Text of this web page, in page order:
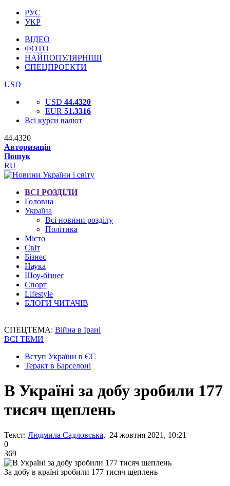
РУС
УКР
ВІДЕО
ФОТО
НАЙПОПУЛЯРНІШІ
СПЕЦПРОЕКТИ
USD
USD 44.4320
EUR 51.3316
Всі курси валют
44.4320
Авторизація
Пошук
RU
ВСІ РОЗДІЛИ
Головна
Україна
Всі новини розділу
Політика
Місто
Світ
Бізнес
Наука
Шоу-бізнес
Спорт
Lifestyle
БЛОГИ ЧИТАЧІВ
СПЕЦТЕМА: Війна в Ірані
ВСІ ТЕМИ
Вступ України в ЄС
Теракт в Барселоні
В Україні за добу зробили 177
тисяч щеплень
Текст: Людмила Садловська, 24 жовтня 2021, 10:21
0
369
За добу в країні зробили 177 тисяч щеплень